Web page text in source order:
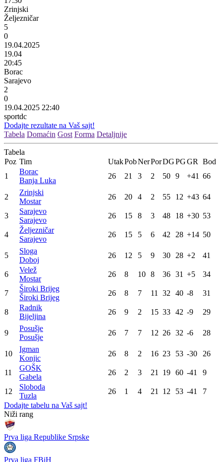
Zrinjski
Željezničar
5
0
19.04.2025
19.04
20:45
Borac
Sarajevo
2
0
19.04.2025 22:40
sportdc
Dodajte rezultate na Vaš sajt!
Tabela Domaćin Gost Forma Detaljnije
Tabela
Poz Tim UtakPobNerPorDGPGGR
Bod
1
Borac
Banja Luka
26 21 3 2 50 9 +41 66
2
Zrinjski
Mostar
26 20 4 2 55 12 +43 64
3
Sarajevo
Sarajevo
26 15 8 3 48 18 +30 53
4
Željezničar
Sarajevo
26 15 5 6 42 28 +14 50
5
Sloga
Doboj
26 12 5 9 30 28 +2 41
6
Velež
Mostar
26 8 10 8 36 31 +5 34
7
Široki Brijeg
Široki Brijeg
26 8 7 11 32 40 -8 31
8
Radnik
Bijeljina
26 9 2 15 33 42 -9 29
9
Posušje
Posušje
26 7 7 12 26 32 -6 28
10
Igman
Konjic
26 8 2 16 23 53 -30 26
11
GOŠK
Gabela
26 2 3 21 19 60 -41 9
12
Sloboda
Tuzla
26 1 4 21 12 53 -41
7
Dodajte tabelu na Vaš sajt!
WEB PREPORUKE
Enes Kanter Freedom želi na
WNBA draft: Neobičnim